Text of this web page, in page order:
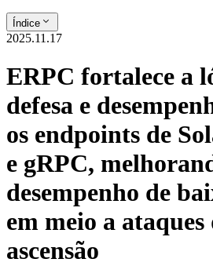
Índice
2025.11.17
ERPC fortalece a
defesa e
os endpoints de
e gRPC,
desempenho de
em meio a ataques
ascensão